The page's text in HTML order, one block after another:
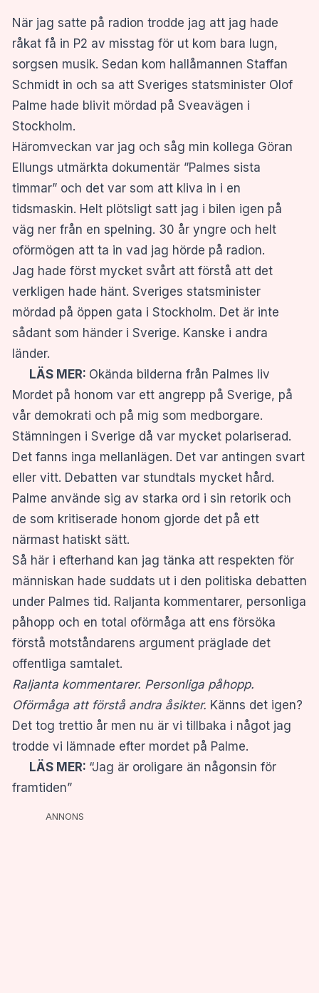
När jag satte på radion trodde jag att jag hade
råkat få in P2 av misstag för ut kom bara lugn,
sorgsen musik. Sedan kom hallåmannen Staffan
Schmidt in och sa att Sveriges statsminister Olof
Palme hade blivit mördad på Sveavägen i
Stockholm.
Häromveckan var jag och såg min kollega Göran
Ellungs utmärkta dokumentär ”Palmes sista
timmar” och det var som att kliva in i en
tidsmaskin. Helt plötsligt satt jag i bilen igen på
väg ner från en spelning. 30 år yngre och helt
oförmögen att ta in vad jag hörde på radion.
Jag hade först mycket svårt att förstå att det
verkligen hade hänt. Sveriges statsminister
mördad på öppen gata i Stockholm. Det är inte
sådant som händer i Sverige. Kanske i andra
länder.
LÄS MER: Okända bilderna från Palmes liv
Mordet på honom var ett angrepp på Sverige, på
vår demokrati och på mig som medborgare.
Stämningen i Sverige då var mycket polariserad.
Det fanns inga mellanlägen. Det var antingen svart
eller vitt. Debatten var stundtals mycket hård.
Palme använde sig av starka ord i sin retorik och
de som kritiserade honom gjorde det på ett
närmast hatiskt sätt.
Så här i efterhand kan jag tänka att respekten för
människan hade suddats ut i den politiska debatten
under Palmes tid. Raljanta kommentarer, personliga
påhopp och en total oförmåga att ens försöka
förstå motståndarens argument präglade det
offentliga samtalet.
Raljanta kommentarer. Personliga påhopp.
Oförmåga att förstå andra åsikter. Känns det igen?
Det tog trettio år men nu är vi tillbaka i något jag
trodde vi lämnade efter mordet på Palme.
LÄS MER: “Jag är oroligare än någonsin för
framtiden”
ANNONS